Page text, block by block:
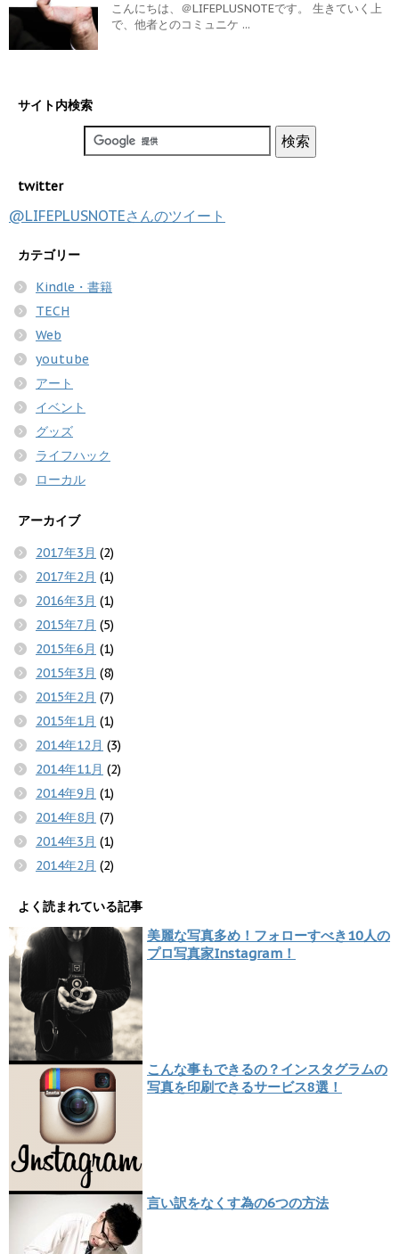
こんにちは、＠LIFEPLUSNOTEです。 生きていく上
で、他者とのコミュニケ ...
サイト内検索
twitter
@LIFEPLUSNOTEさんのツイート
カテゴリー
Kindle・書籍
TECH
Web
youtube
アート
イベント
グッズ
ライフハック
ローカル
アーカイブ
2017年3月 (2)
2017年2月 (1)
2016年3月 (1)
2015年7月 (5)
2015年6月 (1)
2015年3月 (8)
2015年2月 (7)
2015年1月 (1)
2014年12月 (3)
2014年11月 (2)
2014年9月 (1)
2014年8月 (7)
2014年3月 (1)
2014年2月 (2)
よく読まれている記事
美麗な写真多め！フォローすべき10人の
プロ写真家Instagram！
こんな事もできるの？インスタグラムの
写真を印刷できるサービス8選！
言い訳をなくす為の6つの方法